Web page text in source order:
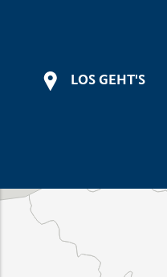
LOS GEHT'S